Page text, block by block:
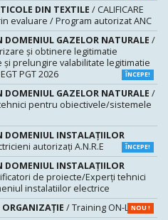
DIN TEXTILE / CALIFICARE
evaluare / Program autorizat ANC
DOMENIUL GAZELOR NATURALE /
și obtinere legitimatie
prelungire valabilitate legitimatie
PGT 2026
ÎNCEPE!
DOMENIUL GAZELOR NATURALE /
pentru obiectivele/sistemele
DOMENIUL INSTALAŢIILOR
autorizaţi A.N.R.E ÎNCEPE!
DOMENIUL INSTALAŢIILOR
de proiecte/Experţi tehnici
instalatiilor electrice
/ Training ON-LINE
NOU !